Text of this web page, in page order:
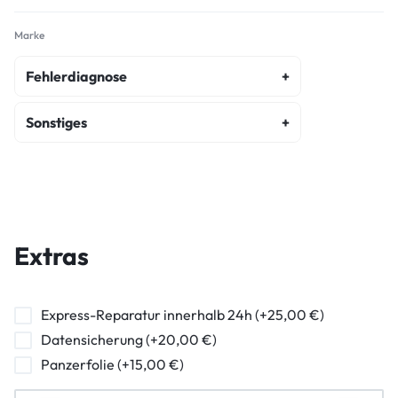
Marke
Fehlerdiagnose
fehlerdiagnose
Sonstiges
ladebuchse-reparatur
lautstarkeregler-reparatur
mikrofon-reparatur
Extras
Express-Reparatur innerhalb 24h (+25,00 €)
Datensicherung (+20,00 €)
Panzerfolie (+15,00 €)